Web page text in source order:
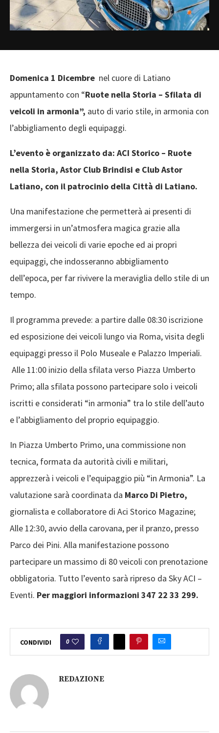
Domenica 1 Dicembre nel cuore di Latiano
appuntamento con “Ruote nella Storia – Sfilata di
veicoli in armonia”, auto di vario stile, in armonia con
l’abbigliamento degli equipaggi.
L’evento è organizzato da: ACI Storico – Ruote
nella Storia, Astor Club Brindisi e Club Astor
Latiano, con il patrocinio della Città di Latiano.
Una manifestazione che permetterà ai presenti di
immergersi in un’atmosfera magica grazie alla
bellezza dei veicoli di varie epoche ed ai propri
equipaggi, che indosseranno abbigliamento
dell’epoca, per far rivivere la meraviglia dello stile di un
tempo.
Il programma prevede: a partire dalle 08:30 iscrizione
ed esposizione dei veicoli lungo via Roma, visita degli
equipaggi presso il Polo Museale e Palazzo Imperiali.
Alle 11:00 inizio della sfilata verso Piazza Umberto
Primo; alla sfilata possono partecipare solo i veicoli
iscritti e considerati “in armonia” tra lo stile dell’auto
e l’abbigliamento del proprio equipaggio.
In Piazza Umberto Primo, una commissione non
tecnica, formata da autorità civili e militari,
apprezzerà i veicoli e l’equipaggio più “in Armonia”. La
valutazione sarà coordinata da Marco Di Pietro,
giornalista e collaboratore di Aci Storico Magazine;
Alle 12:30, avvio della carovana, per il pranzo, presso
Parco dei Pini. Alla manifestazione possono
partecipare un massimo di 80 veicoli con prenotazione
obbligatoria. Tutto l’evento sarà ripreso da Sky ACI –
Eventi. Per maggiori informazioni 347 22 33 299.
CONDIVIDI 0
REDAZIONE